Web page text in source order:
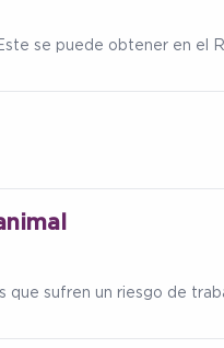
se puede obtener en el
sufren un riesgo de